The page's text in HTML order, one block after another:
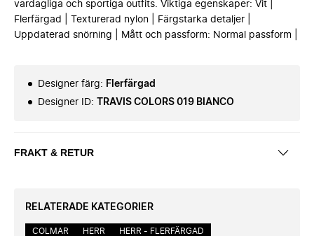
vardagliga och sportiga outfits. Viktiga egenskaper: Vit |
Flerfärgad | Texturerad nylon | Färgstarka detaljer |
Uppdaterad snörning | Mått och passform: Normal passform |
Designer färg: Flerfärgad
Designer ID: TRAVIS COLORS 019 BIANCO
FRAKT & RETUR
RELATERADE KATEGORIER
COLMAR HERR
HERR - FLERFÄRGAD